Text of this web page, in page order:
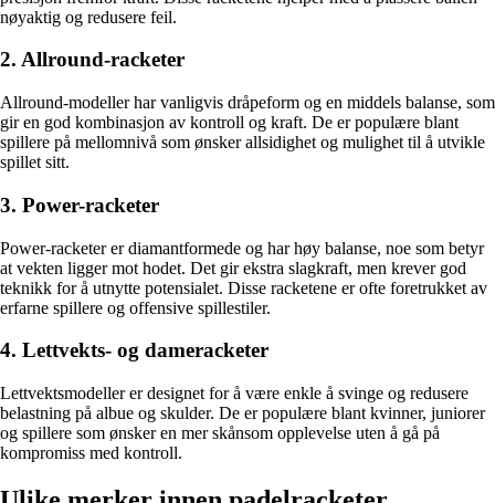
nøyaktig og redusere feil.
2. Allround-racketer
Allround-modeller har vanligvis dråpeform og en middels balanse, som
gir en god kombinasjon av kontroll og kraft. De er populære blant
spillere på mellomnivå som ønsker allsidighet og mulighet til å utvikle
spillet sitt.
3. Power-racketer
Power-racketer er diamantformede og har høy balanse, noe som betyr
at vekten ligger mot hodet. Det gir ekstra slagkraft, men krever god
teknikk for å utnytte potensialet. Disse racketene er ofte foretrukket av
erfarne spillere og offensive spillestiler.
4. Lettvekts- og dameracketer
Lettvektsmodeller er designet for å være enkle å svinge og redusere
belastning på albue og skulder. De er populære blant kvinner, juniorer
og spillere som ønsker en mer skånsom opplevelse uten å gå på
kompromiss med kontroll.